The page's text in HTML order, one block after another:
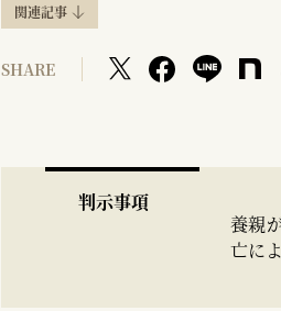
関連記事
SHARE
判示事項
養親
亡に